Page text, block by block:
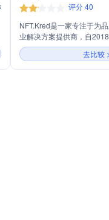
评分 40
NFT.Kred是一家专注于为
业解决方案提供商，自
亿个NFT，服务于1700万
利保护技术，帮助品牌通
开率、粉丝惊喜、奖励忠
去比较